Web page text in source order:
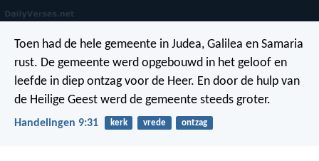
Toen had de hele gemeente in Judea, Galilea en Samaria
rust. De gemeente werd opgebouwd in het geloof en
leefde in diep ontzag voor de Heer. En door de hulp van
de Heilige Geest werd de gemeente steeds groter.
Handelingen 9:31 kerk vrede ontzag